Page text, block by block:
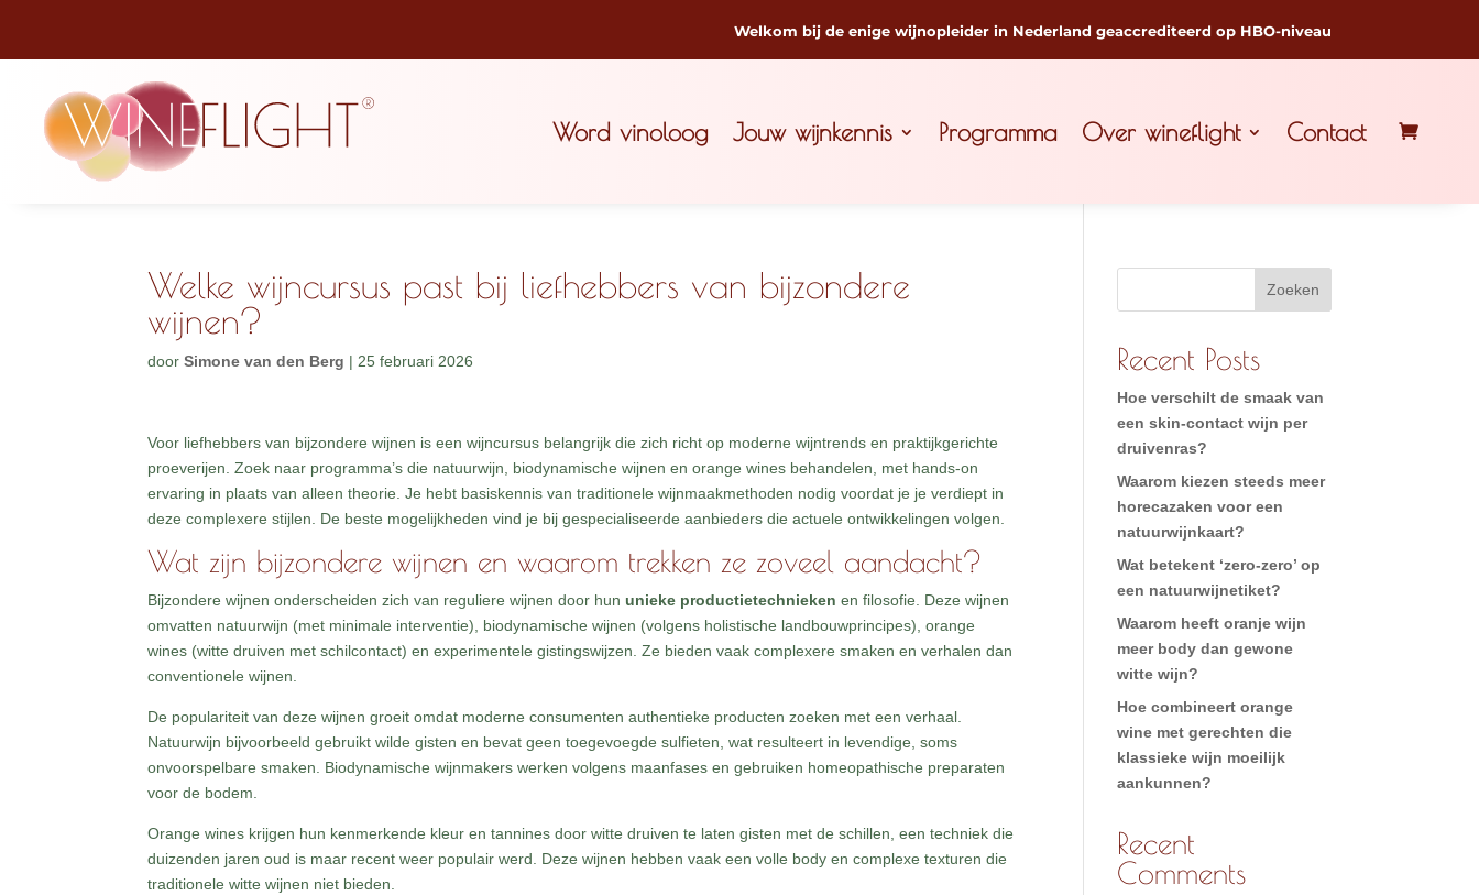
Welkom bij de enige wijnopleider in Nederland geaccrediteerd op HBO-niveau
Word vinoloog Jouw wijnkennis Programma Over wineflight Contact
Welke wijncursus past bij liefhebbers van bijzondere
wijnen?
doorSimone van den Berg | 25 februari 2026
Voor liefhebbers van bijzondere wijnen is een wijncursus belangrijk die zich richt op moderne wijntrends en praktijkgerichte
proeverijen. Zoek naar programma’s die natuurwijn, biodynamische wijnen en orange wines behandelen, met hands-on
ervaring in plaats van alleen theorie. Je hebt basiskennis van traditionele wijnmaakmethoden nodig voordat je je verdiept in
deze complexere stijlen. De beste mogelijkheden vind je bij gespecialiseerde aanbieders die actuele ontwikkelingen volgen.
Wat zijn bijzondere wijnen en waarom trekken ze zoveel aandacht?
Bijzondere wijnen onderscheiden zich van reguliere wijnen door hun unieke productietechnieken en filosofie. Deze wijnen
omvatten natuurwijn (met minimale interventie), biodynamische wijnen (volgens holistische landbouwprincipes), orange
wines (witte druiven met schilcontact) en experimentele gistingswijzen. Ze bieden vaak complexere smaken en verhalen dan
conventionele wijnen.
De populariteit van deze wijnen groeit omdat moderne consumenten authentieke producten zoeken met een verhaal.
Natuurwijn bijvoorbeeld gebruikt wilde gisten en bevat geen toegevoegde sulfieten, wat resulteert in levendige, soms
onvoorspelbare smaken. Biodynamische wijnmakers werken volgens maanfases en gebruiken homeopathische preparaten
voor de bodem.
Orange wines krijgen hun kenmerkende kleur en tannines door witte druiven te laten gisten met de schillen, een techniek die
duizenden jaren oud is maar recent weer populair werd. Deze wijnen hebben vaak een volle body en complexe texturen die
traditionele witte wijnen niet bieden.
Zoeken
Recent Posts
Hoe verschilt de smaak van
een skin-contact wijn per
druivenras?
Waarom kiezen steeds meer
horecazaken voor een
natuurwijnkaart?
Wat betekent ‘zero-zero’ op
een natuurwijnetiket?
Waarom heeft oranje wijn
meer body dan gewone
witte wijn?
Hoe combineert orange
wine met gerechten die
klassieke wijn moeilijk
aankunnen?
Recent
Comments